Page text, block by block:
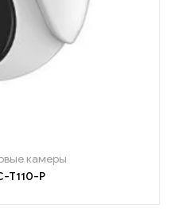
камеры
T110-P